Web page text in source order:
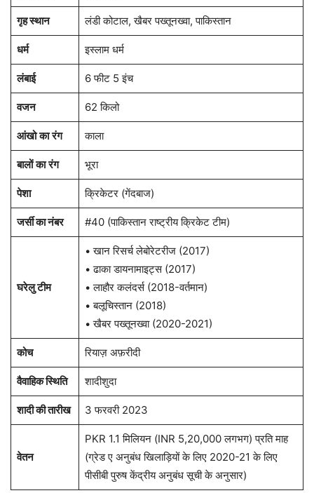
गृह स्थान लंडी कोटाल, खैबर पख्तूनख्वा, पाकिस्तान
धर्म इस्लाम धर्म
लंबाई 6 फीट 5 इंच
वजन 62 किलो
आंखो का रंग काला
बालों का रंग भूरा
पेशा क्रिकेटर (गेंदबाज)
जर्सी का नंबर #40 (पाकिस्तान राष्ट्रीय क्रिकेट टीम)
घरेलु टीम
• खान रिसर्च लेबोरेटरीज (2017)
• ढाका डायनामाइट्स (2017)
• लाहौर कलंदर्स (2018-वर्तमान)
• बलूचिस्तान (2018)
• खैबर पख्तूनख्वा (2020-2021)
कोच रियाज़ अफ़रीदी
वैवाहिक स्थिति शादीशुदा
शादी की तारीख 3 फरवरी 2023
वेतन
PKR 1.1 मिलियन (INR 5,20,000 लगभग) प्रति माह
(ग्रेड ए अनुबंध खिलाड़ियों के लिए 2020-21 के लिए
पीसीबी पुरुष केंद्रीय अनुबंध सूची के अनुसार)